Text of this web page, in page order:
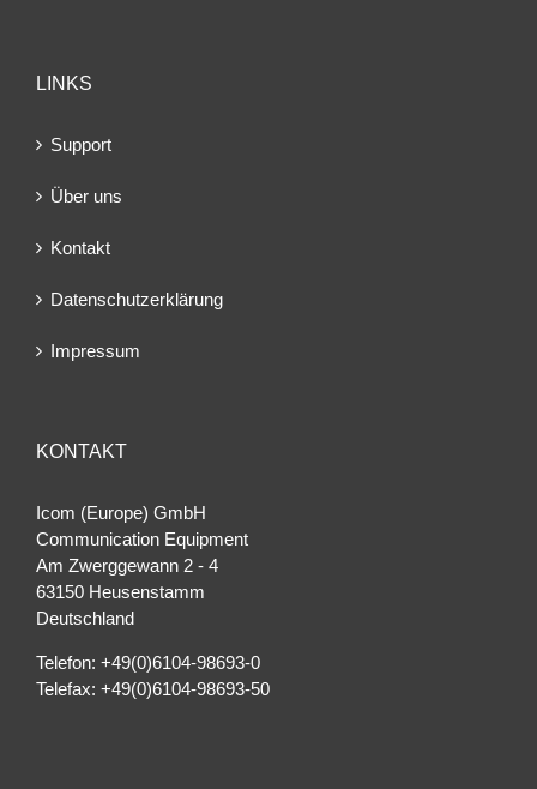
LINKS
Support
Über uns
Kontakt
Datenschutzerklärung
Impressum
KONTAKT
Icom (Europe) GmbH
Communication Equipment
Am Zwerggewann 2 ‐ 4
63150 Heusenstamm
Deutschland
Telefon: +49(0)6104-98693-0
Telefax: +49(0)6104-98693-50